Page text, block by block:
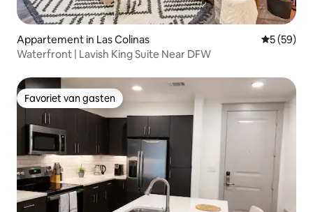
Appartement in Las Colinas
5 (59)
Waterfront | Lavish King Suite Near DFW
Favoriet van gasten
Favoriet van gasten